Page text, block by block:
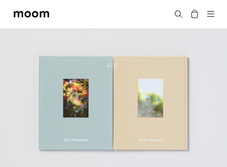
moom
Search